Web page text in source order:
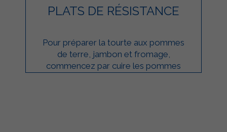
PLATS DE RÉSISTANCE
Pour préparer la tourte aux pommes
de terre, jambon et fromage,
commencez par cuire les pommes